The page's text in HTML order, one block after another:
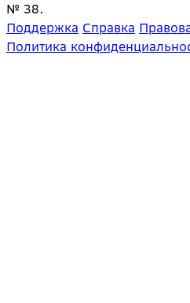
№ 38.
Поддержка Справка
Политика